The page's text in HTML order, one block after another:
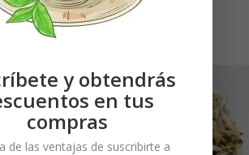
y obtendrás
en tus
compras
de las ventajas de suscribirte a